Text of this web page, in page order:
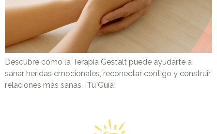
Descubre cómo la Terapia Gestalt puede ayudarte a
sanar heridas emocionales, reconectar contigo y construir
relaciones más sanas. ¡Tu Guía!